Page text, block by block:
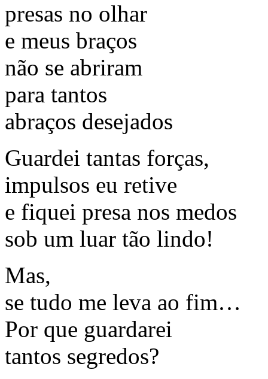
presas no olhar
e meus braços
não se abriram
para tantos
abraços desejados
Guardei tantas forças,
impulsos eu retive
e fiquei presa nos medos
sob um luar tão lindo!
Mas,
se tudo me leva ao fim…
Por que guardarei
tantos segredos?